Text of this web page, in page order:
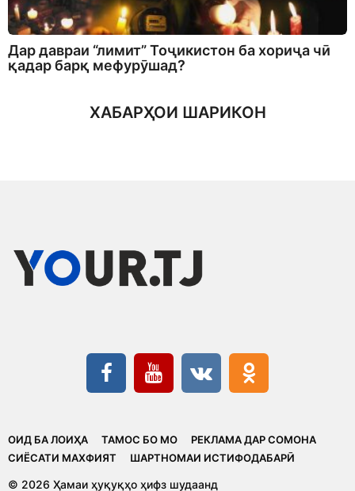
Дар давраи “лимит” Тоҷикистон ба хориҷа чӣ
қадар барқ мефурӯшад?
ХАБАРҲОИ ШАРИКОН
ОИД БА ЛОИҲА ТАМОС БО МО
РЕКЛАМА ДАР СОМОНА
CИЁСАТИ МАХФИЯТ
ШАРТНОМАИ ИСТИФОДАБАРӢ
© 2026 Ҳамаи ҳуқуқҳо ҳифз шудаанд